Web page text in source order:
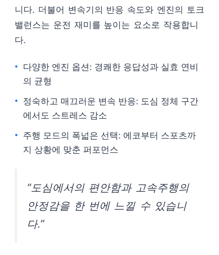
니다. 더불어 변속기의 반응 속도와 엔진의 토크
밸런스는 운전 재미를 높이는 요소로 작용합니
다.
다양한 엔진 옵션: 경쾌한 응답성과 실효 연비
의 균형
정숙하고 매끄러운 변속 반응: 도심 정체 구간
에서도 스트레스 감소
주행 모드의 폭넓은 선택: 에코부터 스포츠까
지 상황에 맞춘 퍼포먼스
“도심에서의 편안함과 고속주행의
안정감을 한 번에 느낄 수 있습니
다.”